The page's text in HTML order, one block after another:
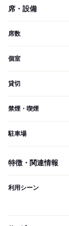
席・設備
席数
個室
貸切
禁煙・喫煙
駐車場
特徴・関連情報
利用シーン